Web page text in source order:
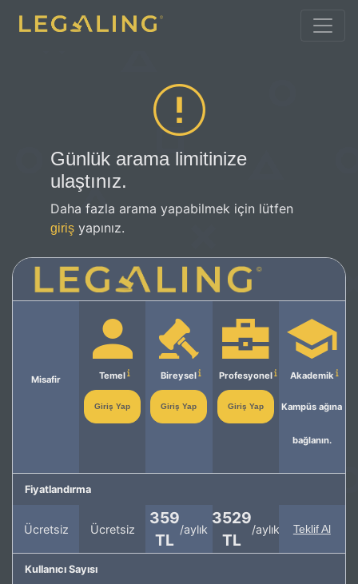
Günlük arama limitinize
ulaştınız.
Daha fazla arama yapabilmek için lütfen
giriş yapınız.
Misafir Temel
Giriş Yap
Bireysel
Giriş Yap
Profesyonel
Giriş Yap
Akademik
Kampüs ağına
bağlanın.
Fiyatlandırma
Ücretsiz Ücretsiz
359
TL
/aylık
3529
TL
/aylık Teklif Al
Kullanıcı Sayısı